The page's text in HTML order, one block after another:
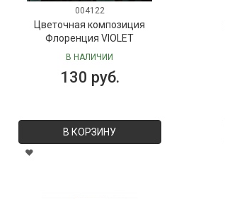
004122
Цветочная композиция
Флоренция VIOLET
В НАЛИЧИИ
130 руб.
В КОРЗИНУ